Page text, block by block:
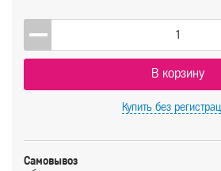
В корзину
Купить без
Самовывоз